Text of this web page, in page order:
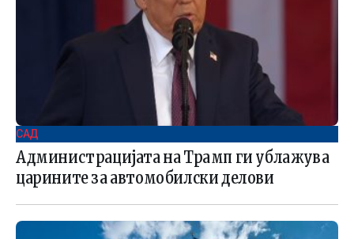
САД
Администрацијата на Трамп ги ублажува
царините за автомобилски делови